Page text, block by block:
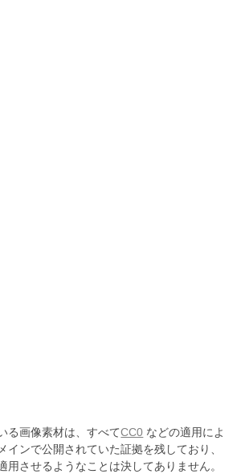
る画像素材は、すべてCC0 などの適用によ
インで公開されていた証拠を残しており、
用させるようなことは決してありません。